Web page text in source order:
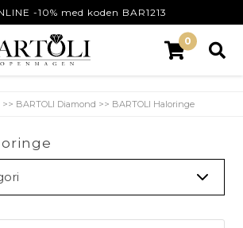
-10% med koden BAR1213
0
>> BARTOLI Diamond >> BARTOLI Haloringe